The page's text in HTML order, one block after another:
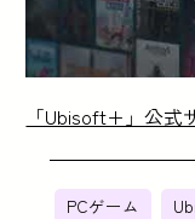
「Ubisoft+」公式
PCゲーム